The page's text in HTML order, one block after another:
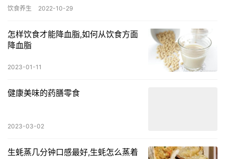
不是做意式咖啡，那么什么牛奶就都行，因为只是增加顺滑的口
饮食养生 2022-10-29
怎样饮食才能降血脂,如何从饮食方面
降血脂
2023-01-11
健康美味的药膳零食
2023-03-02
生蚝蒸几分钟口感最好,生蚝怎么蒸着